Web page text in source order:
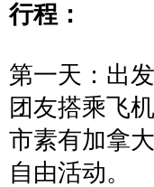
行程：
第一天：出
团友搭乘飞
市素有加拿
自由活动。